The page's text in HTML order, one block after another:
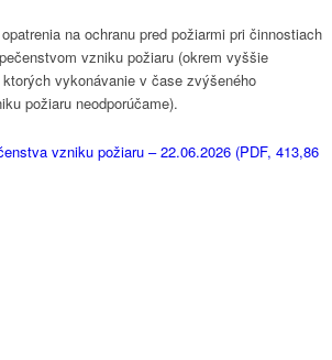
na ochranu pred požiarmi pri činnostiach
vzniku požiaru (okrem vyššie
vykonávanie v čase zvýšeného
požiaru neodporúčame).
vzniku požiaru – 22.06.2026 (PDF, 413,86